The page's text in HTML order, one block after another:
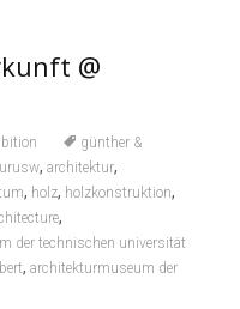
@
günther &
, architektur,
, holz, holzkonstruktion,
,
der technischen universität
, architekturmuseum der